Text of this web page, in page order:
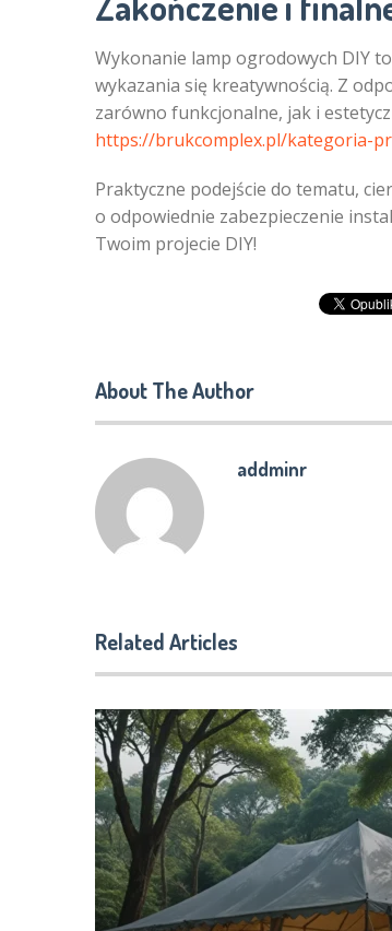
Wykonanie lamp ogrodowych DIY
wykazania się kreatywnością. Z
zarówno funkcjonalne, jak i
https://brukcomplex.pl/kategoria-
Praktyczne podejście do tematu,
o odpowiednie zabezpieczenie
Twoim projecie DIY!
About The Author
addminr
Related Articles